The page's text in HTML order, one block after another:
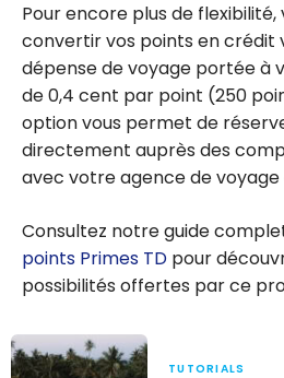
Pour encore plus de flexibilité,
convertir vos points en crédit
dépense de voyage portée à
de 0,4 cent par point (250
option vous permet de
directement auprès des
avec votre agence de voyage
Consultez notre guide
points Primes TD pour
possibilités offertes par ce
TUTORIALS